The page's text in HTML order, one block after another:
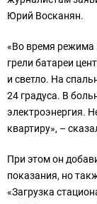
Юрий Восканян.
«Во время режима
грели батареи
и светло. На
24 градуса. В
электроэнергия.
квартиру», –
При этом он
показания, но
«Загрузка